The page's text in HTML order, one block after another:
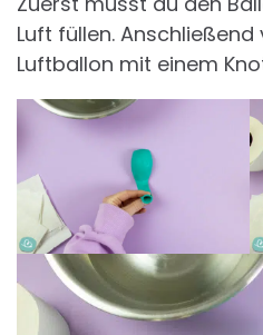
Luft füllen.
Luftballon mit einem